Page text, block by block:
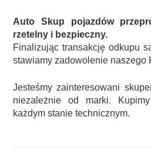
Auto Skup pojazdów
rzetelny i bezpieczny.
Finalizując transakcję odkupu
stawiamy zadowolenie naszego
Jesteśmy zainteresowani
niezależnie od marki.
każdym stanie technicznym.